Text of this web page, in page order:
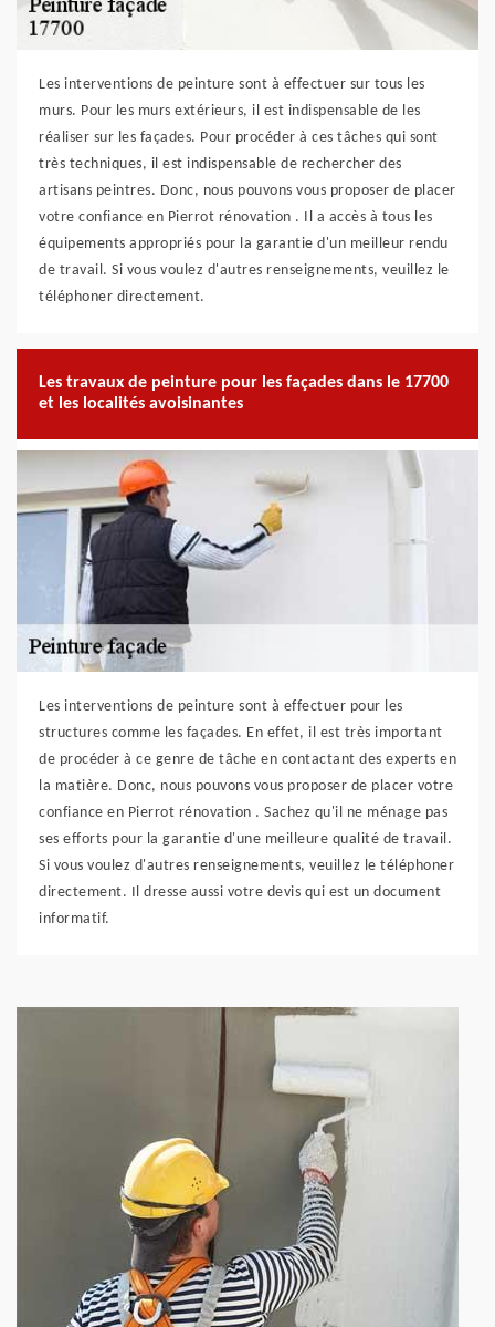
Les interventions de peinture sont à effectuer sur tous les
murs. Pour les murs extérieurs, il est indispensable de les
réaliser sur les façades. Pour procéder à ces tâches qui sont
très techniques, il est indispensable de rechercher des
artisans peintres. Donc, nous pouvons vous proposer de placer
votre confiance en Pierrot rénovation . Il a accès à tous les
équipements appropriés pour la garantie d'un meilleur rendu
de travail. Si vous voulez d'autres renseignements, veuillez le
téléphoner directement.
Les travaux de peinture pour les façades dans le 17700
et les localités avoisinantes
Les interventions de peinture sont à effectuer pour les
structures comme les façades. En effet, il est très important
de procéder à ce genre de tâche en contactant des experts en
la matière. Donc, nous pouvons vous proposer de placer votre
confiance en Pierrot rénovation . Sachez qu'il ne ménage pas
ses efforts pour la garantie d'une meilleure qualité de travail.
Si vous voulez d'autres renseignements, veuillez le téléphoner
directement. Il dresse aussi votre devis qui est un document
informatif.